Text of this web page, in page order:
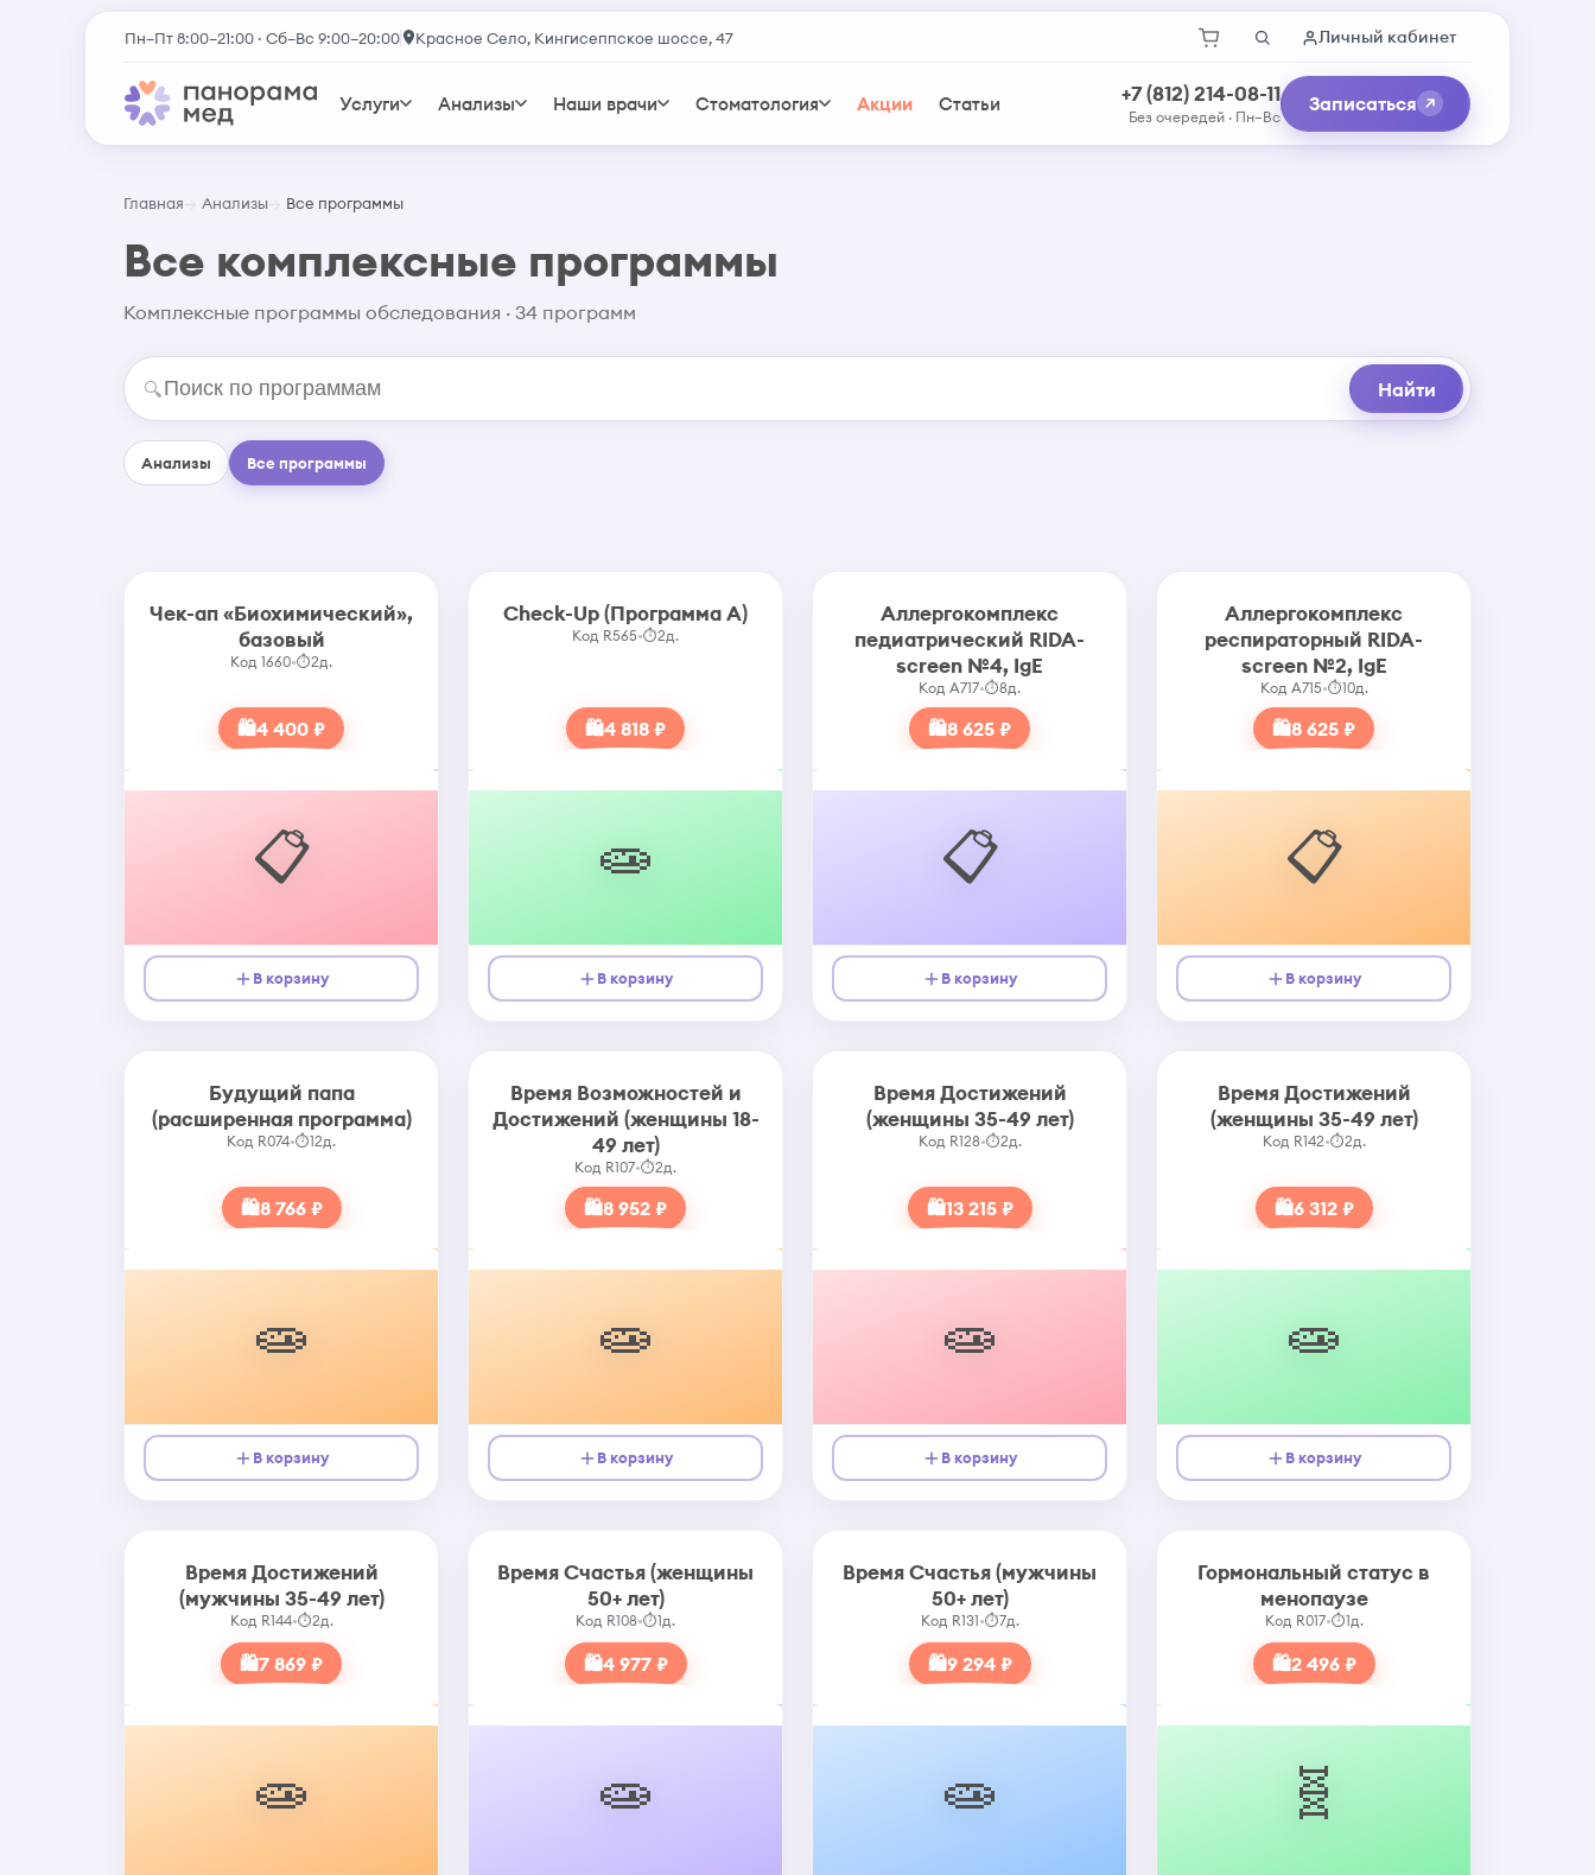
Пн–Пт 8:00–21:00 · Сб–Вс 9:00–20:00 Красное Село, Кингисеппское шоссе, 47 Личный кабинет
Услуги Анализы Наши врачи Стоматология Акции Статьи +7 (812) 214-08-11
Без очередей · Пн–Вс
Записаться
Главная Анализы Все программы
Все комплексные программы
Комплексные программы обследования · 34 программ
🔍 Найти
Анализы Все программы
Чек-ап «Биохимический»,
базовый
Код 1660•⏱2д.
🛍4 400 ₽
📋
В корзину
Check-Up (Программа А)
Код R565•⏱2д.
🛍4 818 ₽
🧫
В корзину
Аллергокомплекс
педиатрический RIDA-
screen №4, IgE
Код A717•⏱8д.
🛍8 625 ₽
📋
В корзину
Аллергокомплекс
респираторный RIDA-
screen №2, IgE
Код A715•⏱10д.
🛍8 625 ₽
📋
В корзину
Будущий папа
(расширенная программа)
Код R074•⏱12д.
🛍8 766 ₽
🧫
В корзину
Время Возможностей и
Достижений (женщины 18-
49 лет)
Код R107•⏱2д.
🛍8 952 ₽
🧫
В корзину
Время Достижений
(женщины 35-49 лет)
Код R128•⏱2д.
🛍13 215 ₽
🧫
В корзину
Время Достижений
(женщины 35-49 лет)
Код R142•⏱2д.
🛍6 312 ₽
🧫
В корзину
Время Достижений
(мужчины 35-49 лет)
Код R144•⏱2д.
🛍7 869 ₽
🧫
Время Счастья (женщины
50+ лет)
Код R108•⏱1д.
🛍4 977 ₽
🧫
Время Счастья (мужчины
50+ лет)
Код R131•⏱7д.
🛍9 294 ₽
🧫
Гормональный статус в
менопаузе
Код R017•⏱1д.
🛍2 496 ₽
🧬